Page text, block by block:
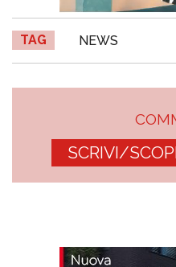
TAG NEWS
SCRIVI/